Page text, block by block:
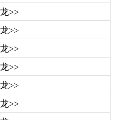
>>
>>
>>
>>
>>
>>